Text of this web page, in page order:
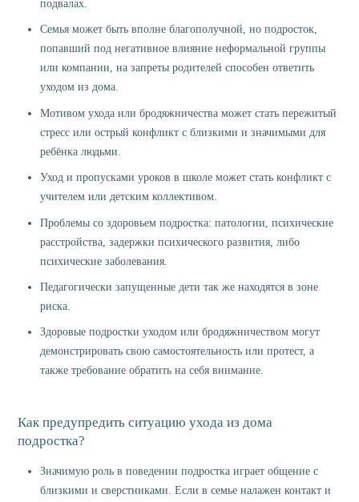
подвалах.
Семья может быть вполне благополучной, но подросток,
попавший под негативное влияние неформальной группы
или компании, на запреты родителей способен ответить
уходом из дома.
Мотивом ухода или бродяжничества может стать пережитый
стресс или острый конфликт с близкими и значимыми для
ребёнка людьми.
Уход и пропусками уроков в школе может стать конфликт с
учителем или детским коллективом.
Проблемы со здоровьем подростка: патологии, психические
расстройства, задержки психического развития, либо
психические заболевания.
Педагогически запущенные дети так же находятся в зоне
риска.
Здоровые подростки уходом или бродяжничеством могут
демонстрировать свою самостоятельность или протест, а
также требование обратить на себя внимание.
Как предупредить ситуацию ухода из дома
подростка?
Значимую роль в поведении подростка играет общение с
близкими и сверстниками. Если в семье налажен контакт и